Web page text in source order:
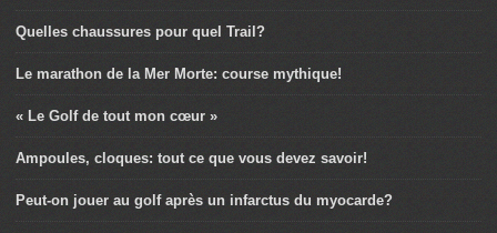
Quelles chaussures pour quel Trail?
Le marathon de la Mer Morte: course mythique!
« Le Golf de tout mon cœur »
Ampoules, cloques: tout ce que vous devez savoir!
Peut-on jouer au golf après un infarctus du myocarde?